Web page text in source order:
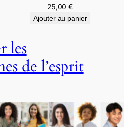
25,00€
Ajouter au panier
les
de l’esprit